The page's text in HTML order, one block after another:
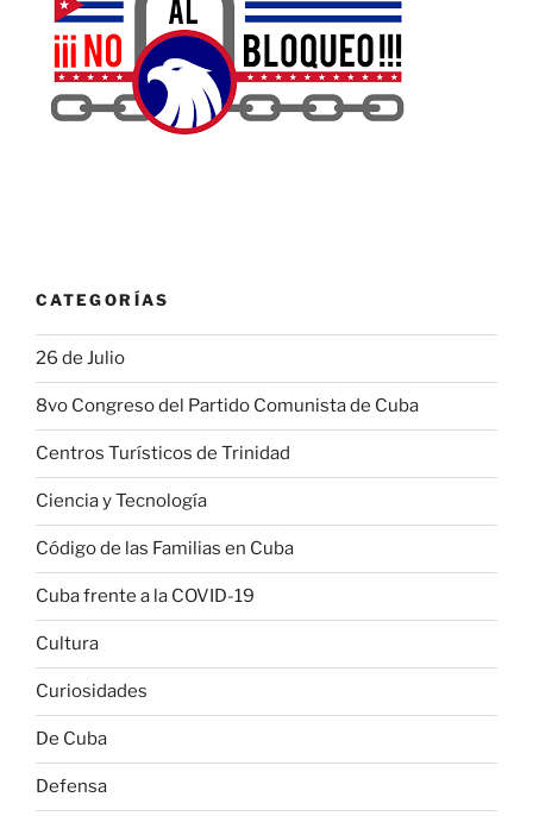
CATEGORÍAS
26 de Julio
8vo Congreso del Partido Comunista de Cuba
Centros Turísticos de Trinidad
Ciencia y Tecnología
Código de las Familias en Cuba
Cuba frente a la COVID-19
Cultura
Curiosidades
De Cuba
Defensa